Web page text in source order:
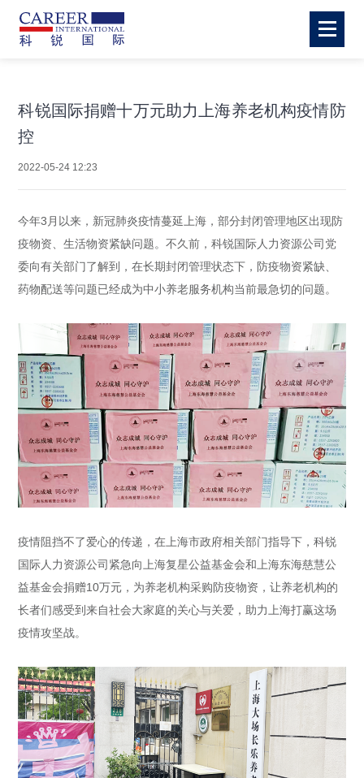
科锐国际捐赠十万元助力上海养老机构疫情防
控
2022-05-24 12:23
今年3月以来，新冠肺炎疫情蔓延上海，部分封闭管理地区出现防
疫物资、生活物资紧缺问题。不久前，科锐国际人力资源公司党
委向有关部门了解到，在长期封闭管理状态下，防疫物资紧缺、
药物配送等问题已经成为中小养老服务机构当前最急切的问题。
疫情阻挡不了爱心的传递，在上海市政府相关部门指导下，科锐
国际人力资源公司紧急向上海复星公益基金会和上海东海慈慧公
益基金会捐赠10万元，为养老机构采购防疫物资，让养老机构的
长者们感受到来自社会大家庭的关心与关爱，助力上海打赢这场
疫情攻坚战。